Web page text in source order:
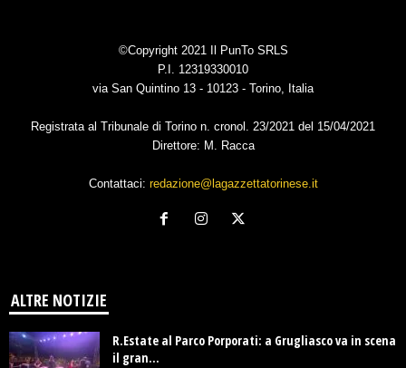
©Copyright 2021 Il PunTo SRLS
P.I. 12319330010
via San Quintino 13 - 10123 - Torino, Italia
Registrata al Tribunale di Torino n. cronol. 23/2021 del 15/04/2021
Direttore: M. Racca
Contattaci: redazione@lagazzettatorinese.it
ALTRE NOTIZIE
R.Estate al Parco Porporati: a Grugliasco va in scena
il gran...